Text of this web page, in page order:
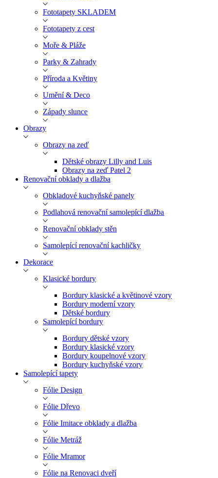
Fototapety SKLADEM
Fototapety z cest
Moře & Pláže
Parky & Zahrady
Příroda a Květiny
Umění & Deco
Západy slunce
Obrazy
Obrazy na zeď
Dětské obrazy Lilly and Luis
Obrazy na zeď Patel 2
Renovační obklady a dlažba
Obkladové kuchyňské panely
Podlahová renovační samolepící dlažba
Renovační obklady stěn
Samolepící renovační kachličky
Dekorace
Klasické bordury
Bordury klasické a květinové vzory
Bordury moderní vzory
Dětské bordury
Samolepící bordury
Bordury dětské vzory
Bordury klasické vzory
Bordury koupelnové vzory
Bordury kuchyňské vzory
Samolepící tapety
Fólie Design
Fólie Dřevo
Fólie Imitace obklady a dlažba
Fólie Metráž
Fólie Mramor
Fólie na Renovaci dveří